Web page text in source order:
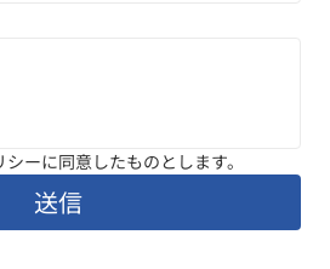
ーに同意したものとします。
送信